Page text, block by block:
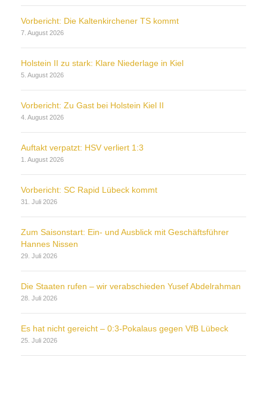
Vorbericht: Die Kaltenkirchener TS kommt
7. August 2026
Holstein II zu stark: Klare Niederlage in Kiel
5. August 2026
Vorbericht: Zu Gast bei Holstein Kiel II
4. August 2026
Auftakt verpatzt: HSV verliert 1:3
1. August 2026
Vorbericht: SC Rapid Lübeck kommt
31. Juli 2026
Zum Saisonstart: Ein- und Ausblick mit Geschäftsführer
Hannes Nissen
29. Juli 2026
Die Staaten rufen – wir verabschieden Yusef Abdelrahman
28. Juli 2026
Es hat nicht gereicht – 0:3-Pokalaus gegen VfB Lübeck
25. Juli 2026